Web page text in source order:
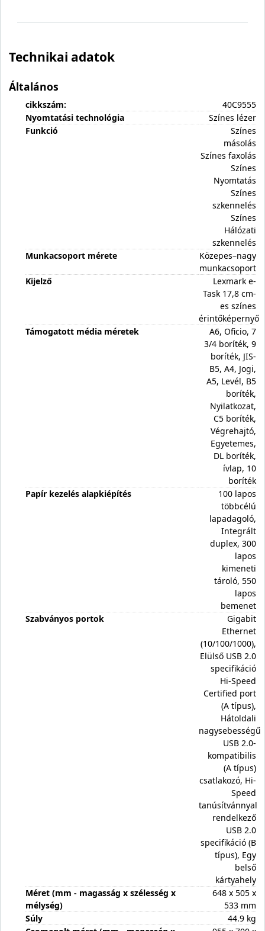
Technikai adatok
Általános
cikkszám:
40C9555
Nyomtatási technológia
Színes lézer
Funkció
Színes
másolás
Színes faxolás
Színes
Nyomtatás
Színes
szkennelés
Színes
Hálózati
szkennelés
Munkacsoport mérete
Közepes–nagy
munkacsoport
Kijelző
Lexmark e-
Task 17,8 cm-
es színes
érintőképernyő
Támogatott média méretek
A6, Oficio, 7
3/4 boríték, 9
boríték, JIS-
B5, A4, Jogi,
A5, Levél, B5
boríték,
Nyilatkozat,
C5 boríték,
Végrehajtó,
Egyetemes,
DL boríték,
ívlap, 10
boríték
Papír kezelés alapkiépítés
100 lapos
többcélú
lapadagoló,
Integrált
duplex, 300
lapos
kimeneti
tároló, 550
lapos
bemenet
Szabványos portok
Gigabit
Ethernet
(10/100/1000),
Elülső USB 2.0
specifikáció
Hi-Speed
Certified port
(A típus),
Hátoldali
nagysebességű
USB 2.0-
kompatibilis
(A típus)
csatlakozó, Hi-
Speed
tanúsítvánnyal
rendelkező
USB 2.0
specifikáció (B
típus), Egy
belső
kártyahely
Méret (mm - magasság x szélesség x
mélység)
648 x 505 x
533 mm
Súly
44.9 kg